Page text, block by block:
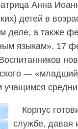
Анна
детей в
деле, а также
языкам». 17
—
учащимся
Корпус
службе, давая